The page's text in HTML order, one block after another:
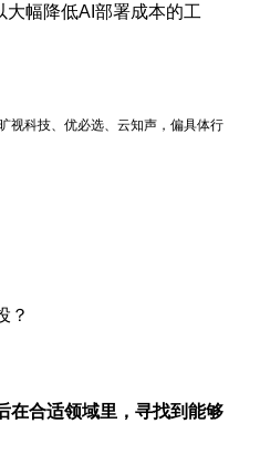
幅降低AI部署成本的工
视科技、优必选、云知声，偏具体行
？
在合适领域里，寻找到能够